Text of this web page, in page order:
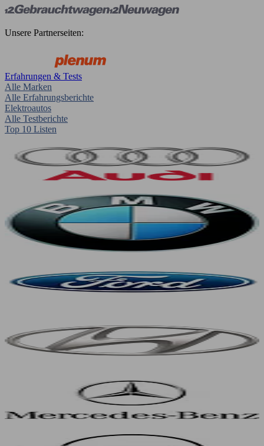
Unsere Partnerseiten:
Erfahrungen & Tests
Alle Marken
Alle Erfahrungsberichte
Elektroautos
Alle Testberichte
Top 10 Listen